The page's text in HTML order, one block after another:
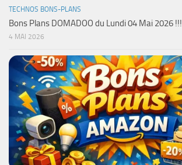
TECHNOS BONS-PLANS
Bons Plans DOMADOO du Lundi 04 Mai 2026 !!!
4 MAI 2026